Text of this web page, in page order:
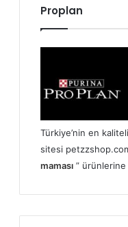
Proplan
Türkiye’nin en
sitesi
maması ”